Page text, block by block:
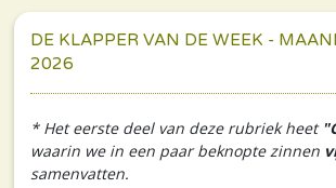
DE KLAPPER VAN DE WEEK -
2026
* Het eerste deel van deze rubriek heet
waarin we in een paar beknopte zinnen
samenvatten.